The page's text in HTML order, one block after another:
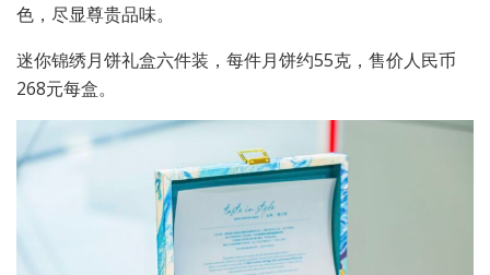
色，尽显尊贵品味。
迷你锦绣月饼礼盒六件装，每件月饼约55克，售价人民币
268元每盒。